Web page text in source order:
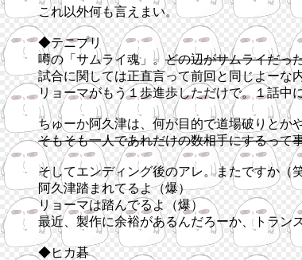
これ以外何も言えまい。
◆テニプリ
噂の「サムライ魂」。どの辺がサムライだっ
試合に関しては正直言って前回と同じよーな
リョーマがもう１歩進歩しただけで。１話中
ちゅーか阿久津は、何が目的で道場破りとか
そもそも一人であれだけの数相手にするって
そしてエンディング後のアレ。またですか（
阿久津踏まれてるよ（爆）
リョーマは踏んでるよ（爆）
最近、製作に余裕があるんだろーか、トラン
◆ヒカ碁